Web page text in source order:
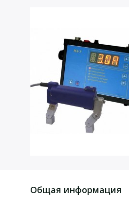
Общая информация